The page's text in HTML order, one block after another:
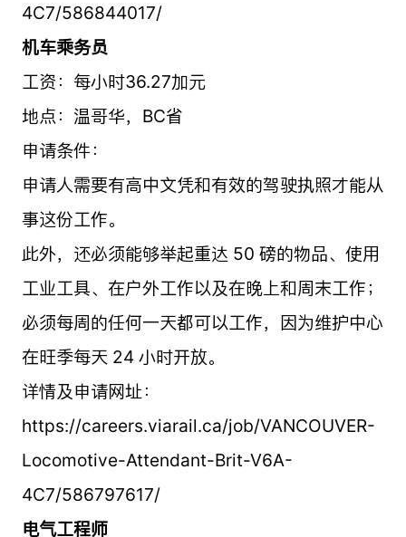
4C7/586844017/
机车乘务员
工资：每小时36.27加元
地点：温哥华，BC省
申请条件：
申请人需要有高中文凭和有效的驾驶执照才能从
事这份工作。
此外，还必须能够举起重达 50 磅的物品、使用
工业工具、在户外工作以及在晚上和周末工作；
必须每周的任何一天都可以工作，因为维护中心
在旺季每天 24 小时开放。
详情及申请网址：
https://careers.viarail.ca/job/VANCOUVER-
Locomotive-Attendant-Brit-V6A-
4C7/586797617/
电气工程师